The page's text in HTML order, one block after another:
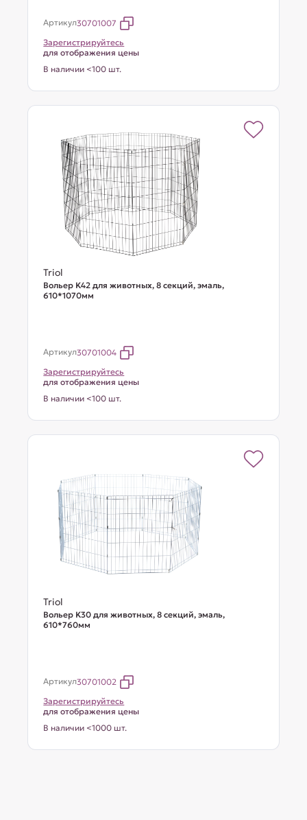
Артикул30701007
Зарегистрируйтесь
для отображения цены
В наличии <100 шт.
Triol
Вольер K42 для животных, 8 секций, эмаль,
610*1070мм
Артикул30701004
Зарегистрируйтесь
для отображения цены
В наличии <100 шт.
Triol
Вольер K30 для животных, 8 секций, эмаль,
610*760мм
Артикул30701002
Зарегистрируйтесь
для отображения цены
В наличии <1000 шт.